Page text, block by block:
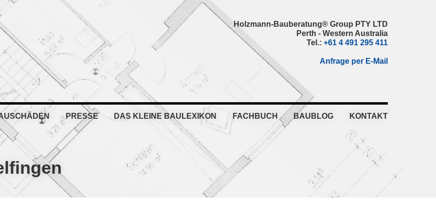
Holzmann-Bauberatung® Group PTY LTD
Perth - Western Australia
Tel.: +61 4 491 295 411
Anfrage per E-Mail
PRESSE DAS KLEINE BAULEXIKON FACHBUCH BAUBLOG KONTAKT